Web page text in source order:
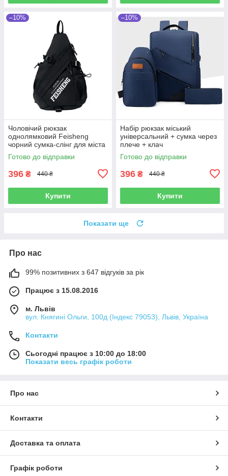
–10%
Чоловічий рюкзак
однолямковий Feisheng
чорний сумка-слінг для міста
велика бананка
Готово до відправки
396 ₴ 440 ₴
Купити
–10%
Набір рюкзак міський
універсальний + сумка через
плече + клач
Готово до відправки
396 ₴ 440 ₴
Купити
Показати ще
Про нас
99% позитивних з 647 відгуків за рік
Працює з 15.08.2016
м. Львів
вул. Княгині Ольги, 100д (Індекс 79053), Львів, Україна
Контакти
Сьогодні працює з 10:00 до 18:00
Показати весь графік роботи
Про нас
Контакти
Доставка та оплата
Графік роботи